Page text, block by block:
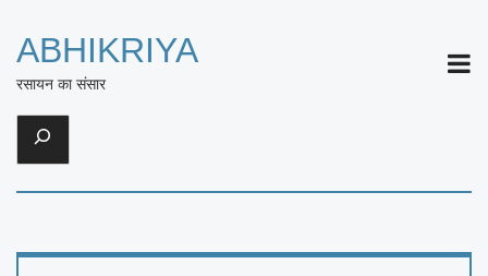
ABHIKRIYA
रसायन का संसार
Search